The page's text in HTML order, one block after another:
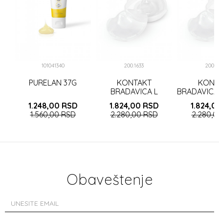
101041340
PURELAN 37G
1.248,00 RSD
1.560,00RSD
200.1633
KONTAKT
BRADAVICA L
(24mm) a2
1.824,00 RSD
2.280,00RSD
Obaveštenje